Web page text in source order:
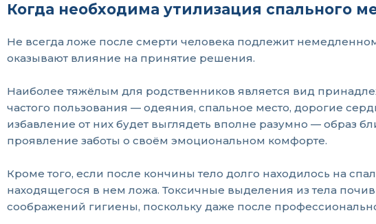
Когда необходима утилизация спального
Не всегда ложе после смерти человека подлежит
оказывают влияние на принятие решения.
Наиболее тяжёлым для родственников является вид
частого пользования — одеяния, спальное место, дорогие
избавление от них будет выглядеть вполне разумно — образ
проявление заботы о своём эмоциональном комфорте.
Кроме того, если после кончины тело долго находилось на
находящегося в нем ложа. Токсичные выделения из тела
соображений гигиены, поскольку даже после